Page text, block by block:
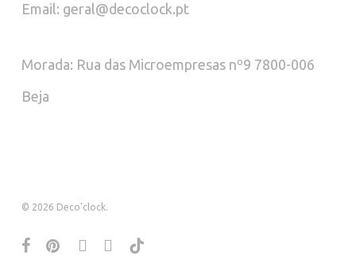
Email: geral@decoclock.pt
Morada: Rua das Microempresas nº9 7800-006
Beja
© 2026 Deco'clock.
facebookpinterestinstagramwhatsapp
tiktok